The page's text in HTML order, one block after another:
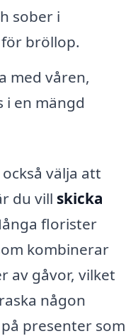
sober i
bröllop.
med våren,
i en mängd
välja att
du vill skicka
florister
kombinerar
av gåvor, vilket
någon
presenter som